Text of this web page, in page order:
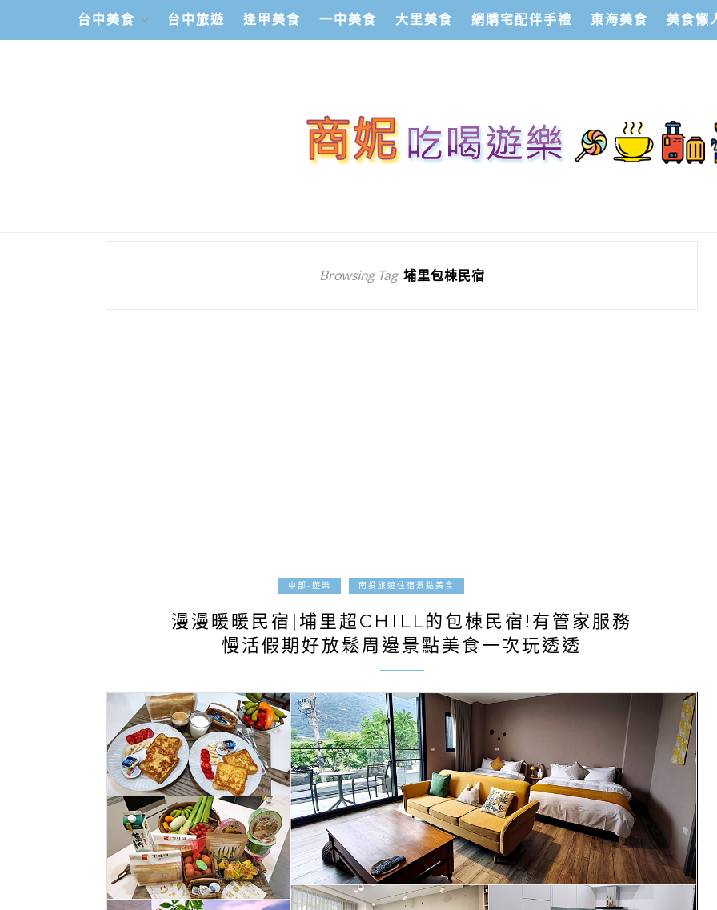
台中美食 台中旅遊 逢甲美食 一中美食 大里美食 網購宅配伴手禮 東海美食 美食懶
Browsing Tag 埔里包棟民宿
中部-遊樂 南投旅遊住宿景點美食
漫漫暖暖民宿|埔里超CHILL的包棟民宿!有管家服務
慢活假期好放鬆周邊景點美食一次玩透透